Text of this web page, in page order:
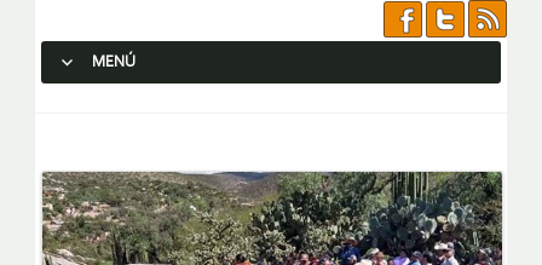
MENÚ